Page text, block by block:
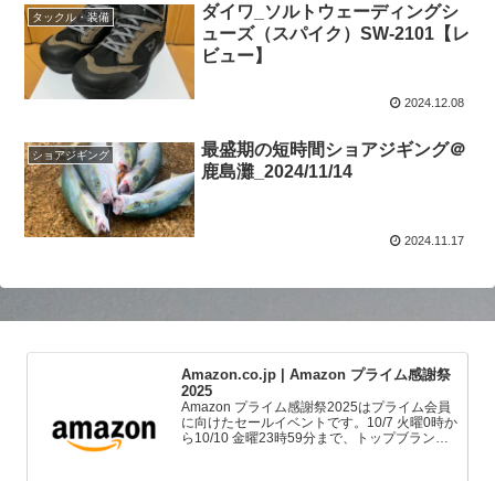
タックル・装備
ダイワ_ソルトウェーディングシ
ューズ（スパイク）SW-2101【レ
ビュー】
2024.12.08
ショアジギング
最盛期の短時間ショアジギング＠
鹿島灘_2024/11/14
2024.11.17
Amazon.co.jp | Amazon プライム感謝祭
2025
Amazon プライム感謝祭2025はプライム会員
に向けたセールイベントです。10/7 火曜0時か
ら10/10 金曜23時59分まで、トップブランド